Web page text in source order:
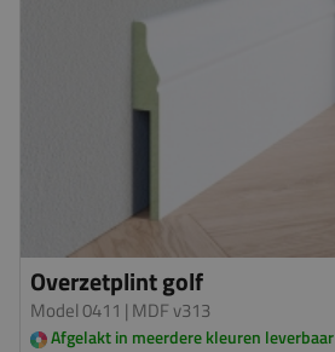
Overzetplint golf
Model 0411 | MDF v313
Afgelakt in meerdere kleuren leverbaar